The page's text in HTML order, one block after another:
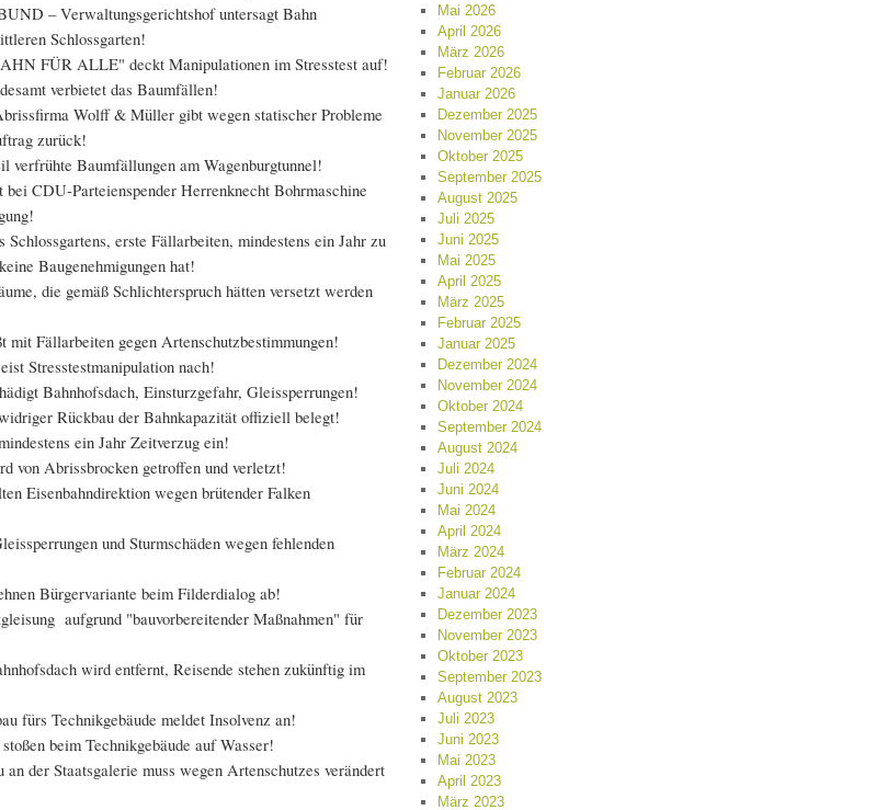
– Verwaltungsgerichtshof untersagt Bahn
Schlossgarten!
FÜR ALLE" deckt Manipulationen im Stresstest auf!
verbietet das Baumfällen!
Wolff & Müller gibt wegen statischer Probleme
zurück!
verfrühte Baumfällungen am Wagenburgtunnel!
bei CDU-Parteienspender Herrenknecht Bohrmaschine
Schlossgartens, erste Fällarbeiten, mindestens ein Jahr zu
Baugenehmigungen hat!
die gemäß Schlichterspruch hätten versetzt werden
mit Fällarbeiten gegen Artenschutzbestimmungen!
Stresstestmanipulation nach!
Bahnhofsdach, Einsturzgefahr, Gleissperrungen!
Rückbau der Bahnkapazität offiziell belegt!
ein Jahr Zeitverzug ein!
von Abrissbrocken getroffen und verletzt!
Eisenbahndirektion wegen brütender Falken
und Sturmschäden wegen fehlenden
Bürgervariante beim Filderdialog ab!
aufgrund "bauvorbereitender Maßnahmen" für
wird entfernt, Reisende stehen zukünftig im
fürs Technikgebäude meldet Insolvenz an!
beim Technikgebäude auf Wasser!
an der Staatsgalerie muss wegen Artenschutzes verändert
Mai 2026
April 2026
März 2026
Februar 2026
Januar 2026
Dezember 2025
November 2025
Oktober 2025
September 2025
August 2025
Juli 2025
Juni 2025
Mai 2025
April 2025
März 2025
Februar 2025
Januar 2025
Dezember 2024
November 2024
Oktober 2024
September 2024
August 2024
Juli 2024
Juni 2024
Mai 2024
April 2024
März 2024
Februar 2024
Januar 2024
Dezember 2023
November 2023
Oktober 2023
September 2023
August 2023
Juli 2023
Juni 2023
Mai 2023
April 2023
März 2023